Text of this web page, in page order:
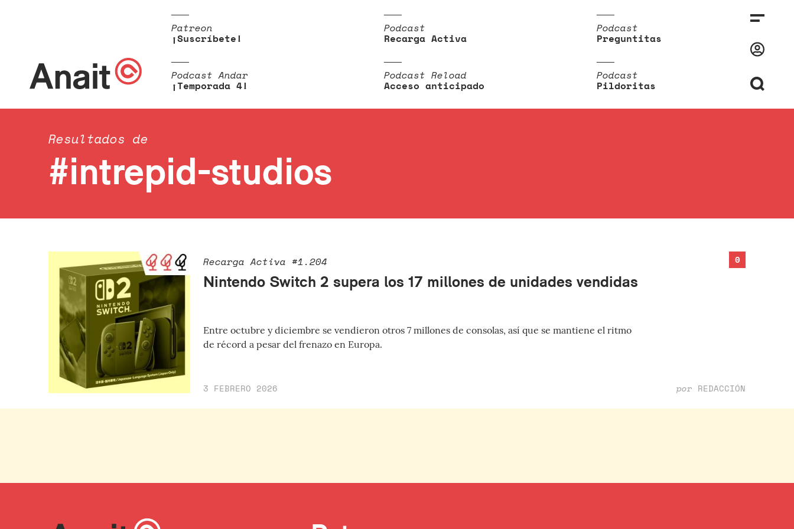
Patreon
¡Suscríbete!
Podcast
Recarga Activa
Podcast
Preguntitas
Podcast Andar
¡Temporada 4!
Podcast Reload
Acceso anticipado
Podcast
Pildoritas
Resultados de
#intrepid-studios
0
Recarga Activa #1.204
Nintendo Switch 2 supera los 17 millones de unidades vendidas
Entre octubre y diciembre se vendieron otros 7 millones de consolas, así que se mantiene el ritmo
de récord a pesar del frenazo en Europa.
3 FEBRERO 2026 por REDACCIÓN